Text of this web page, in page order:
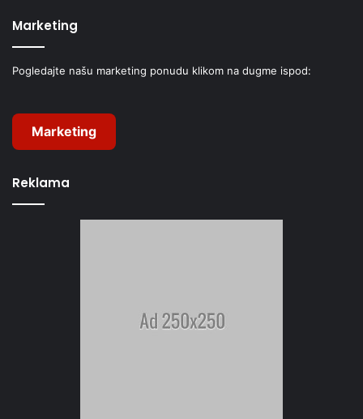
Marketing
Pogledajte našu marketing ponudu klikom na dugme ispod:
Marketing
Reklama